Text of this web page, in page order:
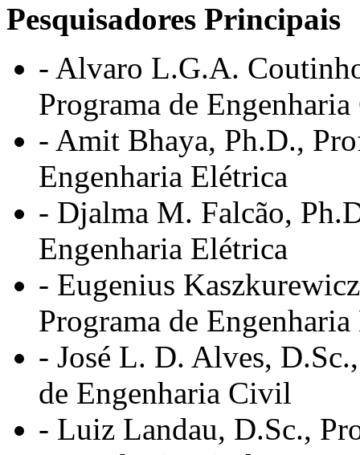
Pesquisadores Principais
- Alvaro L.G.A.
Programa de
- Amit Bhaya, Ph.D.,
Engenharia Elétrica
- Djalma M. Falcão,
Engenharia Elétrica
- Eugenius
Programa de
- José L. D. Alves,
de Engenharia Civil
- Luiz Landau, D.Sc.,